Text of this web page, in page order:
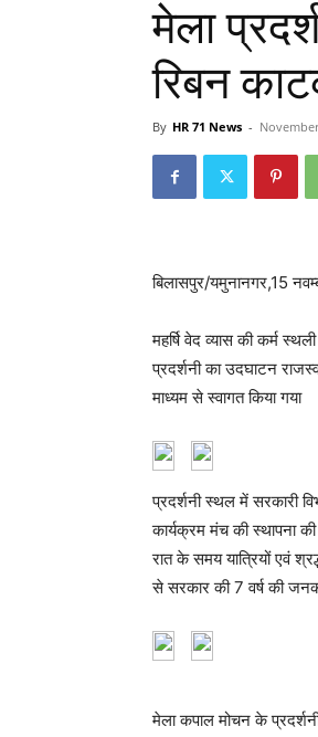
मेला
रिबन
By HR 71 News -
बिलासपुर/यमुनानगर,15
महर्षि वेद व्यास की कर्म
प्रदर्शनी का उदघाटन
माध्यम से स्वागत किया गया
प्रदर्शनी स्थल में सरकारी
कार्यक्रम मंच की स्थापना
रात के समय यात्रियों एवं
से सरकार की 7 वर्ष की
मेला कपाल मोचन के प्रदर्शनी